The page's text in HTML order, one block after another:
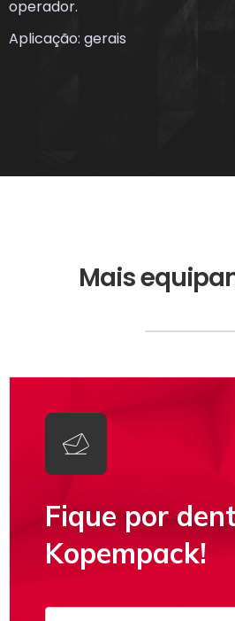
operador.
Aplicação: gerais
Mais
Fique por
Kopempack!